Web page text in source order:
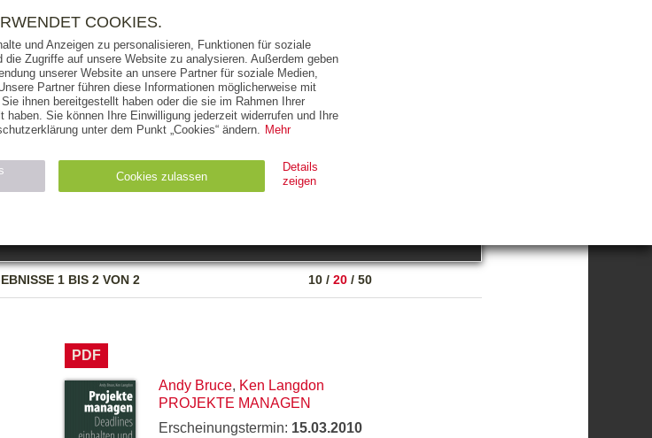
AUS DER REIHE ZUM THEMA
1 BIS 2 VON 2 10 / 20 / 50
PDF
Andy Bruce, Ken Langdon
PROJEKTE MANAGEN
Erscheinungstermin: 15.03.2010
NON-BOOKS
VERLAG
HANDEL FÜR UNTERNEHMEN
COOKIES.
und Anzeigen zu personalisieren, Funktionen für soziale
die Zugriffe auf unsere Website zu analysieren. Außerdem geben
unserer Website an unsere Partner für soziale Medien,
Partner führen diese Informationen möglicherweise mit
ihnen bereitgestellt haben oder die sie im Rahmen Ihrer
haben. Sie können Ihre Einwilligung jederzeit widerrufen und Ihre
unter dem Punkt „Cookies“ ändern. Mehr
Cookies zulassen
Details
zeigen
Ablauf
Typ
Speicherung der Benutzer-Session verwendet HTTP